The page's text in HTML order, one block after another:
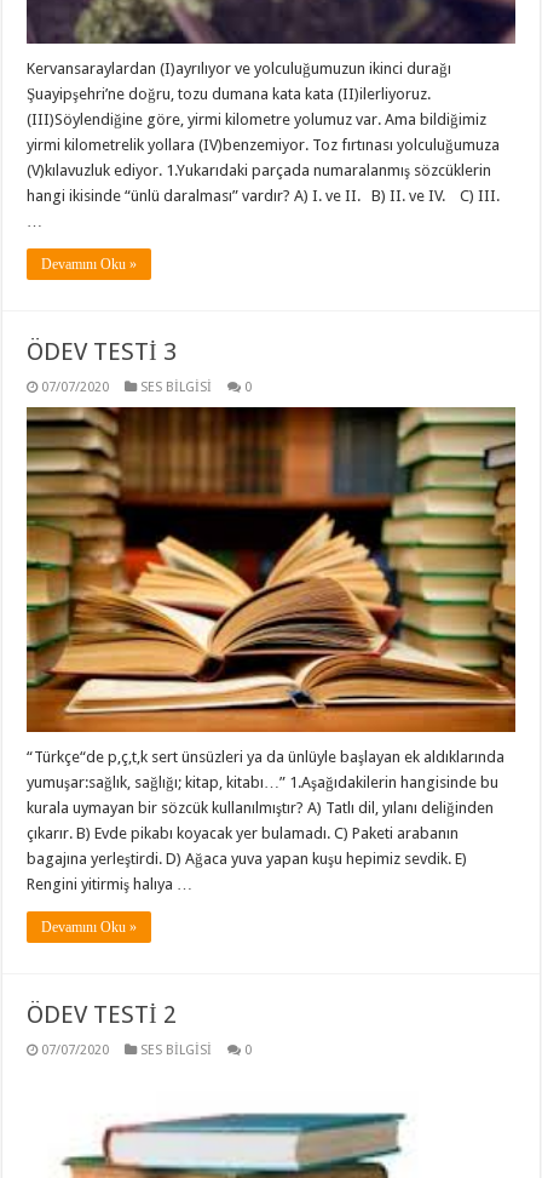
Kervansaraylardan (I)ayrılıyor ve yolculuğumuzun ikinci durağı
Şuayipşehri’ne doğru, tozu dumana kata kata (II)ilerliyoruz.
(III)Söylendiğine göre, yirmi kilometre yolumuz var. Ama bildiğimiz
yirmi kilometrelik yollara (IV)benzemiyor. Toz fırtınası yolculuğumuza
(V)kılavuzluk ediyor. 1.Yukarıdaki parçada numaralanmış sözcüklerin
hangi ikisinde “ünlü daralması” vardır? A) I. ve II. B) II. ve IV. C) III.
…
Devamını Oku »
ÖDEV TESTİ 3
07/07/2020 SES BİLGİSİ 0
“Türkçe“de p,ç,t,k sert ünsüzleri ya da ünlüyle başlayan ek aldıklarında
yumuşar:sağlık, sağlığı; kitap, kitabı…” 1.Aşağıdakilerin hangisinde bu
kurala uymayan bir sözcük kullanılmıştır? A) Tatlı dil, yılanı deliğinden
çıkarır. B) Evde pikabı koyacak yer bulamadı. C) Paketi arabanın
bagajına yerleştirdi. D) Ağaca yuva yapan kuşu hepimiz sevdik. E)
Rengini yitirmiş halıya …
Devamını Oku »
ÖDEV TESTİ 2
07/07/2020 SES BİLGİSİ 0